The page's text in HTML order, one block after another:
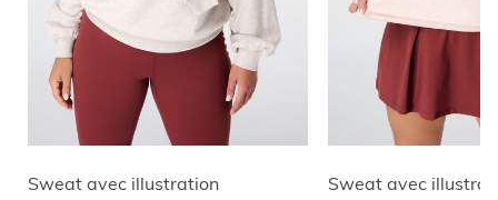
Sweat avec illustration Sweat avec